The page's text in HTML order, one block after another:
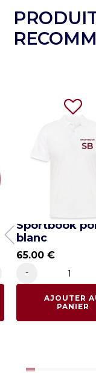
Sportbook
blanc
65.00€
-
AJOUTER
PANIER